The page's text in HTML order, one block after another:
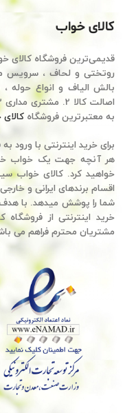
کالای خواب
قدیمی‌ترین فروشگاه
روتختی و لحاف ، سرویس
به معتبرترین فروشگاه
برای خرید اینترنتی با ورود
هر آنچه جهت یک خواب خوب
خواهید کرد. کالای خواب
اقسام برندهای ایرانی و
شما را پوشش میدهد. با هدف
خرید اینترنتی از
مشتریان محترم فراهم می